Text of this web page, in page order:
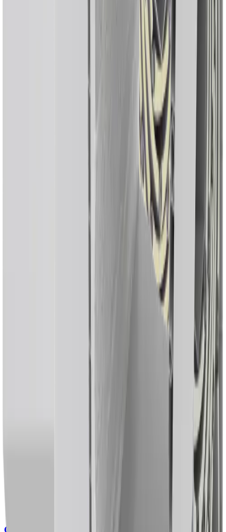
Cajones de PVC Eurodecor Passive
Te presentamos nuestras últimas innovaciones al servicio del confort
y el ahorro energético.Las versiones Passive de los cajones
Cajones de PVC Eurostand